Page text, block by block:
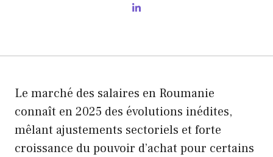
Le marché des salaires en Roumanie
connaît en 2025 des évolutions inédites,
mêlant ajustements sectoriels et forte
croissance du pouvoir d’achat pour certains